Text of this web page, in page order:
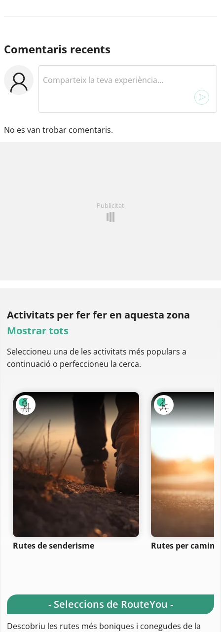
Comentaris recents
No es van trobar comentaris.
Publicitat
Activitats per ferfer en aquesta zona
Mostrar tots
Seleccioneu una de les activitats més populars a
continuació o perfeccioneu la cerca.
Rutes de senderisme Rutes per
- Seleccions de RouteYou -
Descobriu les rutes més boniques i conegudes de la